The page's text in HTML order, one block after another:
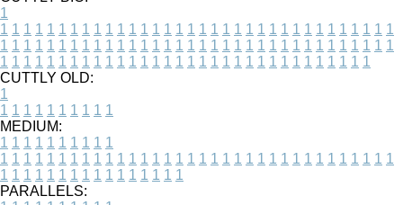
1
1 1 1 1 1 1 1 1 1 1 1 1 1 1 1 1 1 1 1 1 1 1 1 1 1 1 1 1 1 1 1 1 1 1
1 1 1 1 1 1 1 1 1 1 1 1 1 1 1 1 1 1 1 1 1 1 1 1 1 1 1 1 1 1 1 1 1 1
1 1 1 1 1 1 1 1 1 1 1 1 1 1 1 1 1 1 1 1 1 1 1 1 1 1 1 1 1 1 1 1
CUTTLY OLD:
1
1 1 1 1 1 1 1 1 1 1
MEDIUM:
1 1 1 1 1 1 1 1 1 1
1 1 1 1 1 1 1 1 1 1 1 1 1 1 1 1 1 1 1 1 1 1 1 1 1 1 1 1 1 1 1 1 1 1
1 1 1 1 1 1 1 1 1 1 1 1 1 1 1 1
PARALLELS: